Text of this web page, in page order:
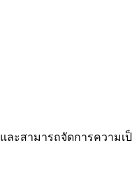
และสามารถจัดการความ